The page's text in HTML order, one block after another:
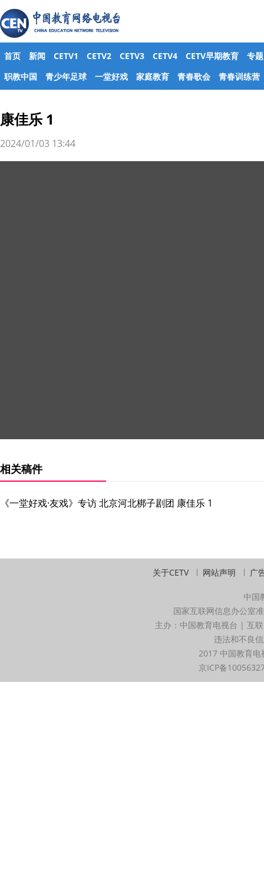
首页 新闻 CETV1 CETV2 CETV3 CETV4 CETV早期教育
专题
职教中国
青少年足球 一堂好戏 家庭教育 青春歌会 青春训练营
康佳乐 1
2024/01/03 13:44
相关稿件
《一堂好戏·友戏》专访 北京河北梆子剧团 康佳乐 1
关于CETV 网站声明 广
中国
国家互联网信息办公室
主办：中国教育电视台 | 互
违法和不良
2017 中国教育
京ICP备